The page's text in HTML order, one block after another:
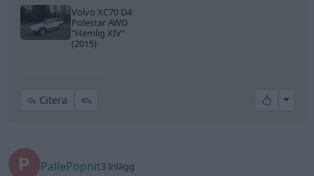
Volvo XC70 D4
Polestar AWD
"Hemlig XIV"
(2015)
Citera All
PallePopnit3 Inlägg